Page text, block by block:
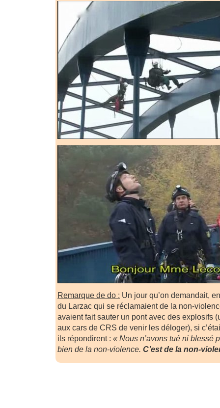
Remarque de do : Un jour qu’on demandait,
du Larzac qui se réclamaient de la non-
avaient fait sauter un pont avec des explosifs
aux cars de CRS de venir les déloger), si
ils répondirent : « Nous n’avons tué ni blessé
bien de la non-violence. C’est de la non-